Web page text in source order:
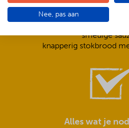
Compleet is ook
Frisse
smeuïge
knapperig stokbrood
Alles wat je
Nee, pas aan